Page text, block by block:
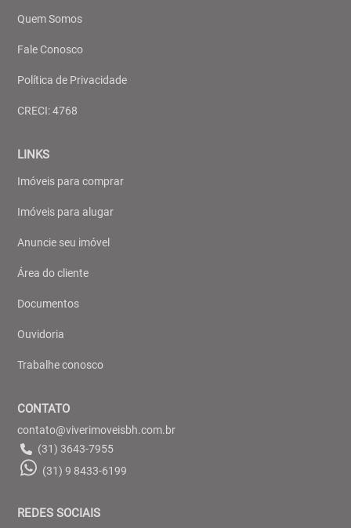
Quem Somos
Fale Conosco
Política de Privacidade
CRECI: 4768
LINKS
Imóveis para comprar
Imóveis para alugar
Anuncie seu imóvel
Área do cliente
Documentos
Ouvidoria
Trabalhe conosco
CONTATO
contato@viverimoveisbh.com.br
(31) 3643-7955
(31) 9 8433-6199
REDES SOCIAIS